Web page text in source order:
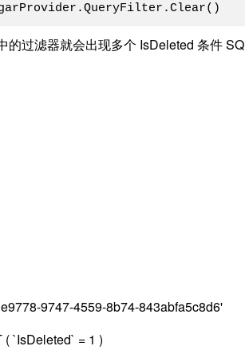
的过滤器就会出现多个 IsDeleted 条件
9747-4559-8b74-843abfa5c8d6'
( `IsDeleted` = 1 )